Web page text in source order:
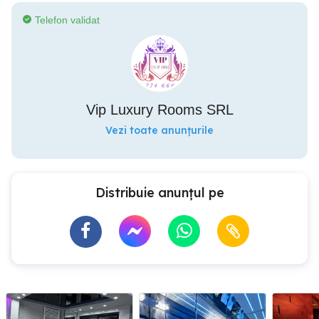
Telefon validat
Vip Luxury Rooms SRL
Vezi toate anunțurile
Distribuie anunțul pe